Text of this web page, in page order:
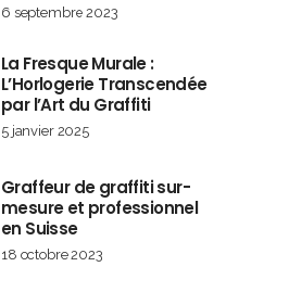
6 septembre 2023
La Fresque Murale :
L’Horlogerie Transcendée
par l’Art du Graffiti
5 janvier 2025
Graffeur de graffiti sur-
mesure et professionnel
en Suisse
18 octobre 2023